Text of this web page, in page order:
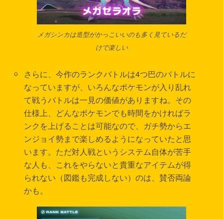
メガシンカは造型がかっこいいのも多く見ているだ
けで楽しい
さらに、今作のランクバトルは4つ巴のバトルに
なっていますが、いろんなポケモンが入り乱れ
て戦うバトルは一見の価値がありますね。その
仕様上、どんなポケモンでも時間をかければラ
ンクを上げることは可能なので、ガチ勢からエ
ンジョイ勢まで楽しめるようになっていたと思
います。ただ対人戦というシステム自体が苦手
な人も、これをやらないと貴重なアイテムが得
られない（図鑑も完成しない）のは、賛否両論
かも。